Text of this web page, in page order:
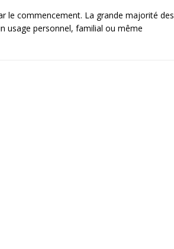
le commencement. La grande majorité des
usage personnel, familial ou même